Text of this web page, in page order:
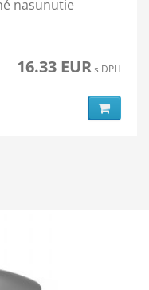
nasunutie
16.33 EURs DPH